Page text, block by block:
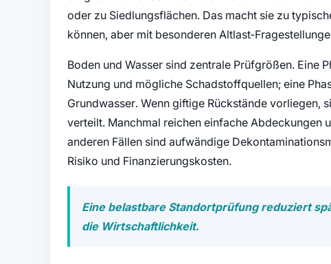
oder zu Siedlungsflächen. Das macht sie zu
können, aber mit besonderen
Boden und Wasser sind zentrale Prüfgrößen. Eine
Nutzung und mögliche Schadstoffquellen; eine
Grundwasser. Wenn giftige Rückstände vorliegen,
verteilt. Manchmal reichen einfache Abdeckungen
anderen Fällen sind aufwändige
Risiko und Finanzierungskosten.
Eine belastbare Standortprüfung reduziert
die Wirtschaftlichkeit.